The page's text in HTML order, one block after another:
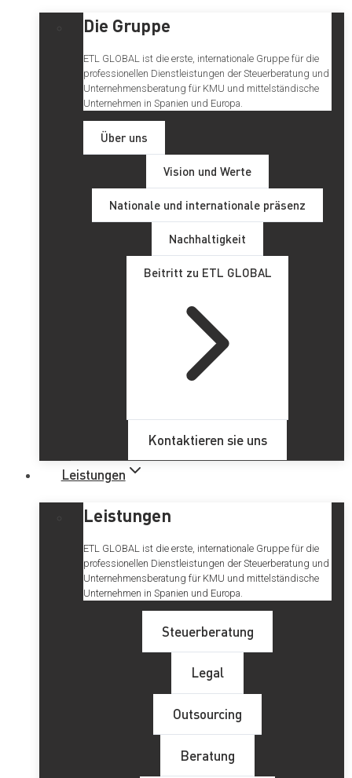
Die Gruppe
ETL GLOBAL ist die erste, internationale Gruppe für die
professionellen Dienstleistungen der Steuerberatung und
Unternehmensberatung für KMU und mittelständische
Unternehmen in Spanien und Europa.
Über uns
Vision und Werte
Nationale und internationale präsenz
Nachhaltigkeit
Beitritt zu ETL GLOBAL
Kontaktieren sie uns
Leistungen
Leistungen
ETL GLOBAL ist die erste, internationale Gruppe für die
professionellen Dienstleistungen der Steuerberatung und
Unternehmensberatung für KMU und mittelständische
Unternehmen in Spanien und Europa.
Steuerberatung
Legal
Outsourcing
Beratung